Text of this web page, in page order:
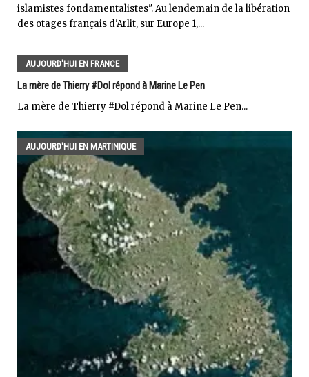
islamistes fondamentalistes". Au lendemain de la libération
des otages français d'Arlit, sur Europe 1,...
AUJOURD'HUI EN FRANCE
La mère de Thierry #Dol répond à Marine Le Pen
La mère de Thierry #Dol répond à Marine Le Pen...
AUJOURD'HUI EN MARTINIQUE